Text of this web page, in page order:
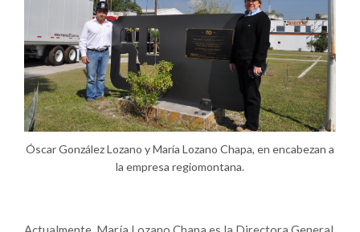
Óscar González Lozano y María Lozano Chapa, en encabezan a
la empresa regiomontana.